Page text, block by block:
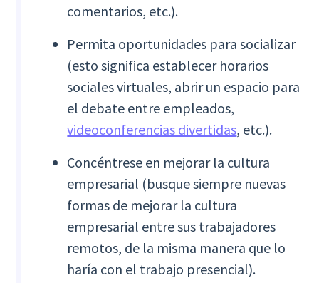
comentarios, etc.).
Permita oportunidades para socializar
(esto significa establecer horarios
sociales virtuales, abrir un espacio para
el debate entre empleados,
videoconferencias divertidas, etc.).
Concéntrese en mejorar la cultura
empresarial (busque siempre nuevas
formas de mejorar la cultura
empresarial entre sus trabajadores
remotos, de la misma manera que lo
haría con el trabajo presencial).